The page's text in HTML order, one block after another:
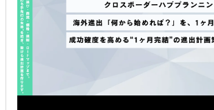
自社商材の現地でのニーズを知りたい
オンラインで販路開拓したい
海外におけるリスク・コストを低減したい